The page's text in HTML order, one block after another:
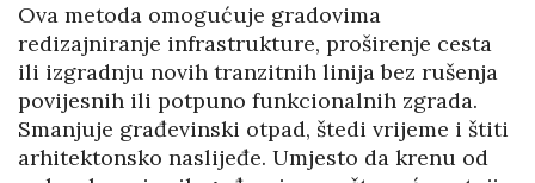
Ova metoda omogućuje gradovima
redizajniranje infrastrukture, proširenje cesta
ili izgradnju novih tranzitnih linija bez rušenja
povijesnih ili potpuno funkcionalnih zgrada.
Smanjuje građevinski otpad, štedi vrijeme i štiti
arhitektonsko naslijeđe. Umjesto da krenu od